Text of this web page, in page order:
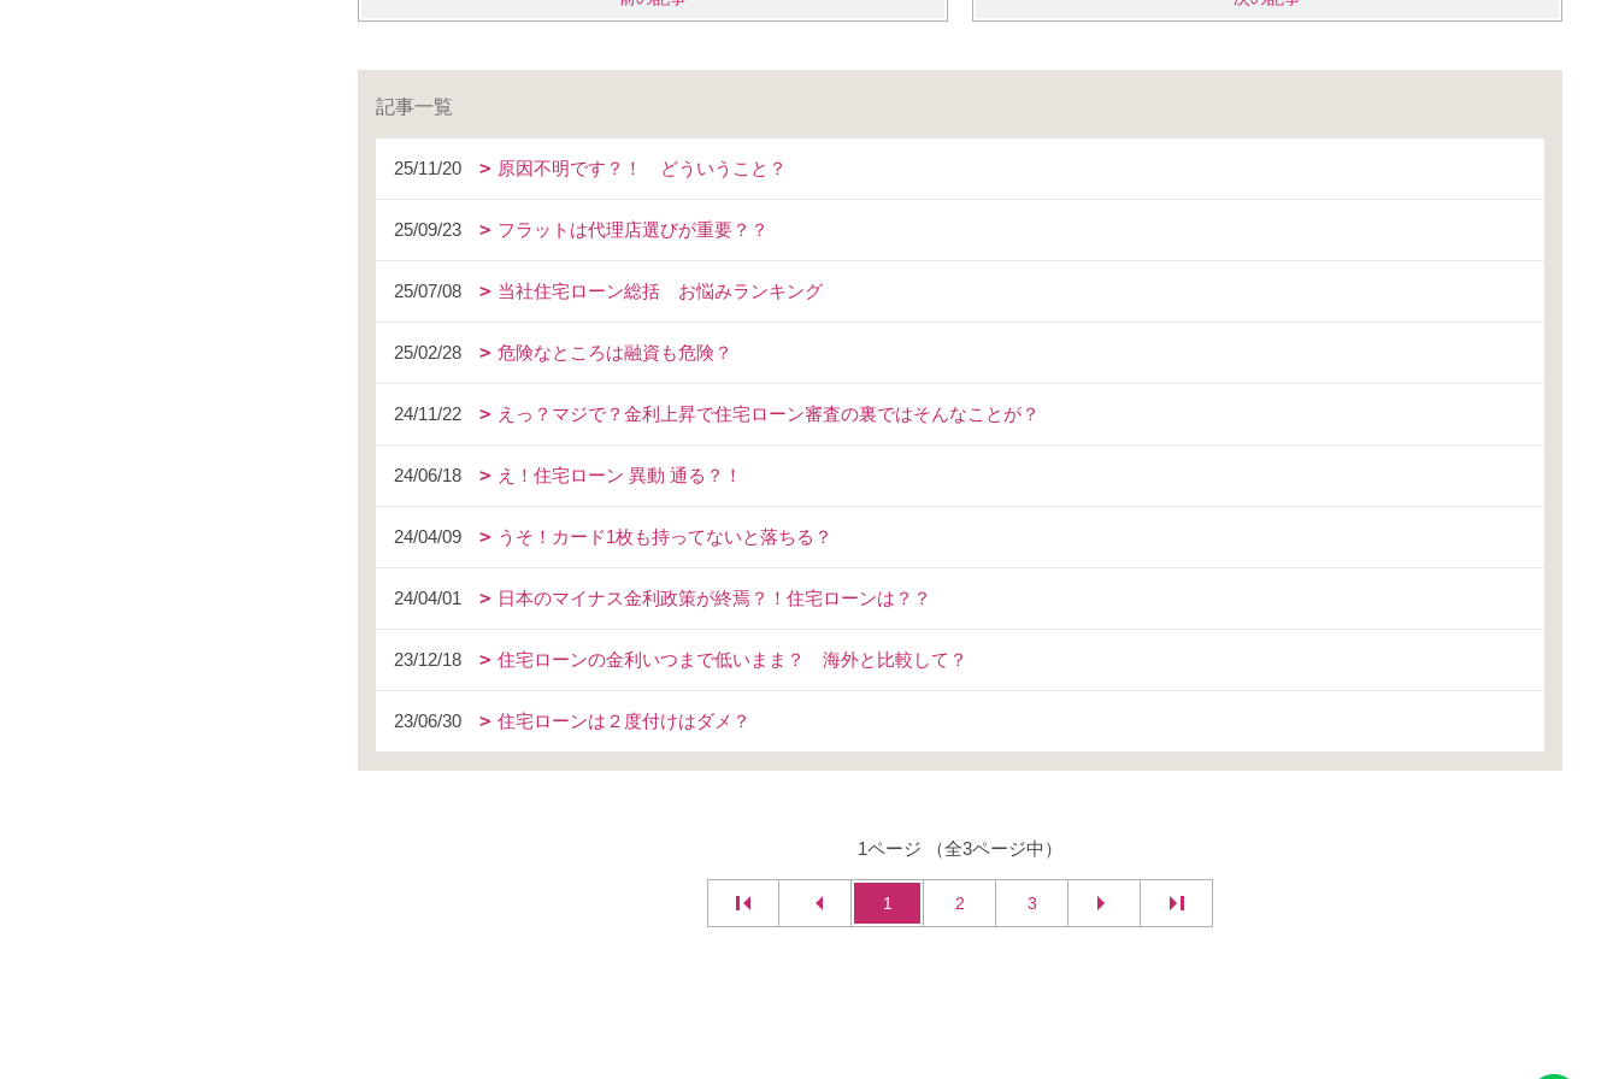
記事一覧
25/11/20 原因不明です？！ どういうこと？
25/09/23 フラットは代理店選びが重要？？
25/07/08 当社住宅ローン総括 お悩みランキング
25/02/28 危険なところは融資も危険？
24/11/22 えっ？マジで？金利上昇で住宅ローン審査の裏ではそんなことが？
24/06/18 え！住宅ローン 異動 通る？！
24/04/09 うそ！カード1枚も持ってないと落ちる？
24/04/01 日本のマイナス金利政策が終焉？！住宅ローンは？？
23/12/18 住宅ローンの金利いつまで低いまま？ 海外と比較して？
23/06/30 住宅ローンは２度付けはダメ？
1ページ （全3ページ中）
1 2 3